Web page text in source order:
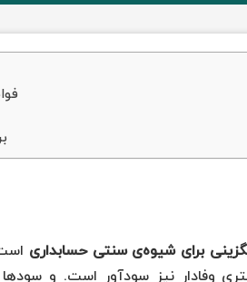
برای شیوه‌ی سنتی حسابداری
وفادار نیز سودآور است. و